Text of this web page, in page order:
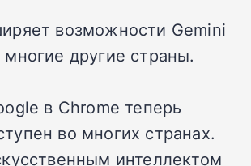
возможности Gemini
другие страны.
в Chrome теперь
во многих странах.
интеллектом